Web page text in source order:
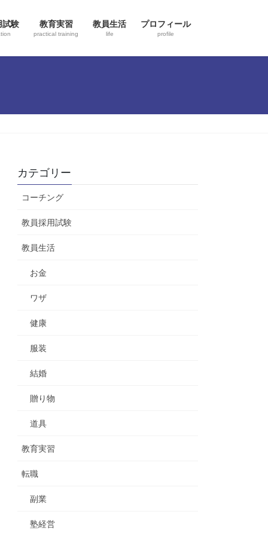
試験 教育実習
practical training
教員生活
life
プロフィール
profile
カテゴリー
コーチング
教員採用試験
教員生活
お金
ワザ
健康
服装
結婚
贈り物
道具
教育実習
転職
副業
塾経営